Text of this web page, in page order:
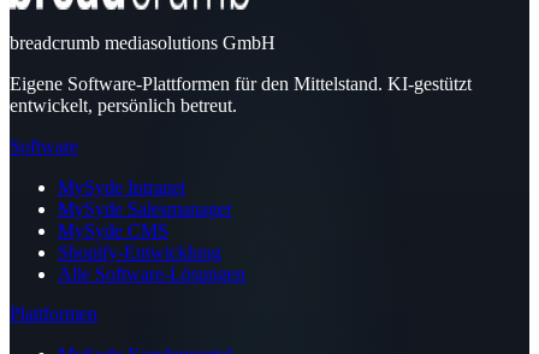
breadcrumb mediasolutions GmbH
Eigene Software-Plattformen für den Mittelstand. KI-gestützt
entwickelt, persönlich betreut.
Software
MySyde Intranet
MySyde Salesmanager
MySyde CMS
Shopify-Entwicklung
Alle Software-Lösungen
Plattformen